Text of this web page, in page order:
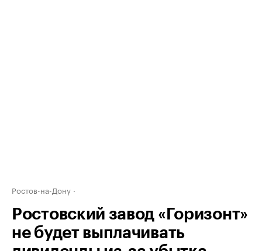
Ростов-на-Дону
Ростовский завод «Горизонт»
не будет выплачивать